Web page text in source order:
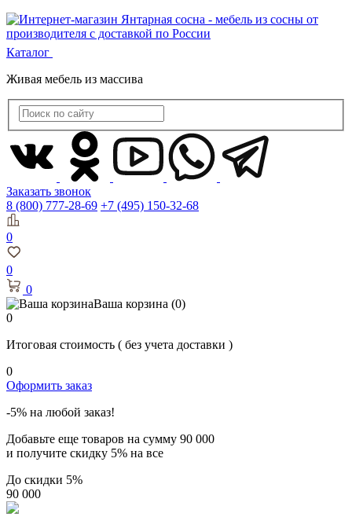
Каталог
Живая мебель из массива
Заказать звонок
8 (800) 777-28-69 +7 (495) 150-32-68
0
0
0
Ваша корзина (0)
0
Итоговая стоимость ( без учета доставки )
0
Оформить заказ
-5% на любой заказ!
Добавьте еще товаров на сумму 90 000
и получите скидку 5% на все
До скидки 5%
90 000